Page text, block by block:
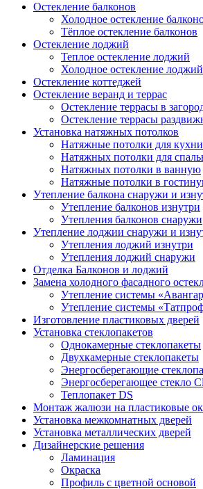
Остекление балконов
Холодное остекление
Тёплое остекление балконов
Остекление лоджий
Теплое остекление лоджий
Холодное остекление лоджий
Остекление коттеджей
Остекление веранд и террас
Остекление террасы в
Остекление террасы
Установка натяжных потолков
Натяжные потолки для кухни
Натяжных потолки для
Натяжных потолки в ванную
Натяжные потолки в
Утепление балкона снаружи и
Утепление балконов изнутри
Утепления балконов снаружи
Утепление лоджии снаружи и
Утепления лоджий изнутри
Утепления лоджий снаружи
Отделка Балконов и лоджий
Замена холодного фасадного
Утепление системы
Утепление системы
Изготовление пластиковых дверей
Установка стеклопакетов
Однокамерные стеклопакеты
Двухкамерные стеклопакеты
Энергосберегающие
Энергосберегающее стекло
Теплопакет DS
Монтаж жалюзи на пластиковые
Установка межкомнатных дверей
Установка металлических дверей
Дизайнерские решения
Ламинация
Окраска
Профиль с цветной основой